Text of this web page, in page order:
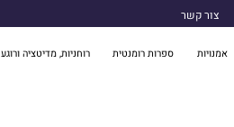
צור קשר
אמנויות ספרות רומנטית רוחניות, מדיטציה ורוגע